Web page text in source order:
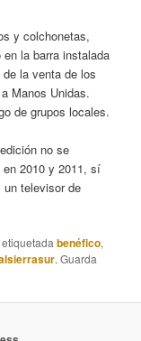
y colchonetas,
la barra instalada
la venta de los
Manos Unidas.
de grupos locales.
no se
2010 y 2011, sí
un televisor de
etiquetadabenéfico,
. Guarda